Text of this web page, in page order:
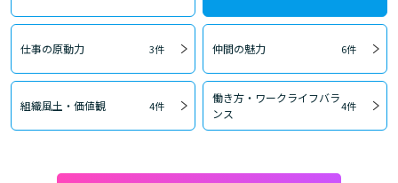
仕事の原動力 3件 仲間の魅力 6件
組織風土・価値観 4件
働き方・ワークライフバラ
ンス
4件